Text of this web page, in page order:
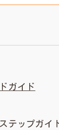
ガイド
テップガイ